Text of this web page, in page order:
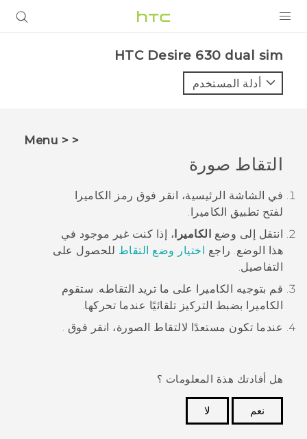
VIVE
VIVERSE
البرامج + التطبيقات
الدعم
أجهزة HTC والملحقات
HTC Desire 630 dual sim‎
أدلة المستخدم
< < Menu
التقاط صورة
في الشاشة الرئيسية، انقر فوق رمز الكاميرا
لفتح تطبيق الكاميرا .
انتقل إلى وضع
الكاميرا ، إذا كنت غير موجود في
هذا الوضع. راجع اختيار وضع التقاط للحصول على
التفاصيل.
قم بتوجيه الكاميرا على ما تريد التقاطه. ستقوم
الكاميرا بضبط التركيز تلقائيًا عندما تحركها.
عندما تكون مستعدًا لالتقاط الصورة، انقر فوق .
هل أفادتك هذة المعلومات ؟
نعم
لا